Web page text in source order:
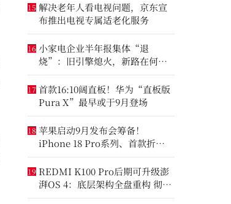
15 解决老年人看电视问题，京东宣
布推出电视专属适老化服务
16 小家电企业半年报集体“退
烧”：旧引擎熄火，新路在何
方？
17 首款16:10阔直板！华为“直板版
Pura X”最早或于9月登场
18 苹果启动9月发布会筹备！
iPhone 18 Pro系列、首款折叠
iPhone将亮相
19 REDMI K100 Pro后期可升级澎
湃OS 4：底层架构全盘重构 彻底
剥离MIUI遗留代码